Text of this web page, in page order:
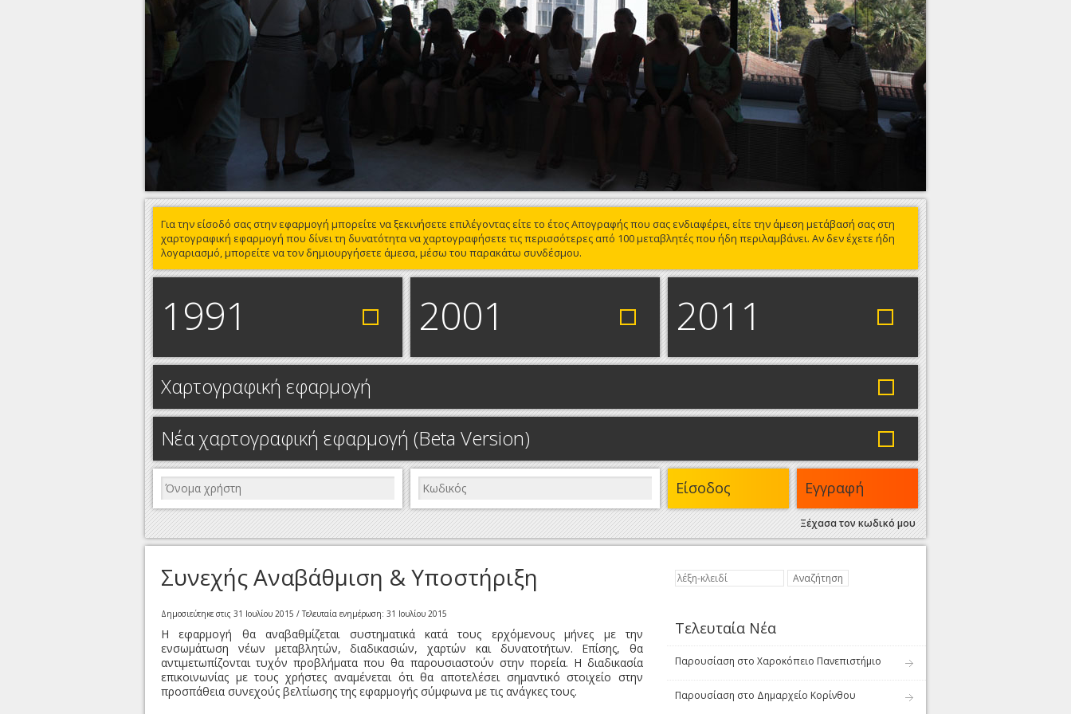
Για την είσοδό σας στην εφαρμογή μπορείτε να ξεκινήσετε επιλέγοντας είτε το έτος Απογραφής που σας ενδιαφέρει, είτε την άμεση μετάβασή σας στη
χαρτογραφική εφαρμογή που δίνει τη δυνατότητα να χαρτογραφήσετε τις περισσότερες από 100 μεταβλητές που ήδη περιλαμβάνει. Αν δεν έχετε ήδη
λογαριασμό, μπορείτε να τον δημιουργήσετε άμεσα, μέσω του παρακάτω συνδέσμου.
1991 2001 2011
Χαρτογραφική εφαρμογή
Νέα χαρτογραφική εφαρμογή (Beta Version)
Είσοδος Εγγραφή
Ξέχασα τον κωδικό μου
Συνεχής Αναβάθμιση & Υποστήριξη
Δημοσιεύτηκε στις 31 Ιουλίου 2015 / Τελευταία ενημέρωση: 31 Ιουλίου 2015
Η εφαρμογή θα αναβαθμίζεται συστηματικά κατά τους ερχόμενους μήνες με την
ενσωμάτωση νέων μεταβλητών, διαδικασιών, χαρτών και δυνατοτήτων. Επίσης, θα
αντιμετωπίζονται τυχόν προβλήματα που θα παρουσιαστούν στην πορεία. Η διαδικασία
επικοινωνίας με τους χρήστες αναμένεται ότι θα αποτελέσει σημαντικό στοιχείο στην
προσπάθεια συνεχούς βελτίωσης της εφαρμογής σύμφωνα με τις ανάγκες τους.
Τελευταία Νέα
Παρουσίαση στο Χαροκόπειο Πανεπιστήμιο
Παρουσίαση στο Δημαρχείο Κορίνθου